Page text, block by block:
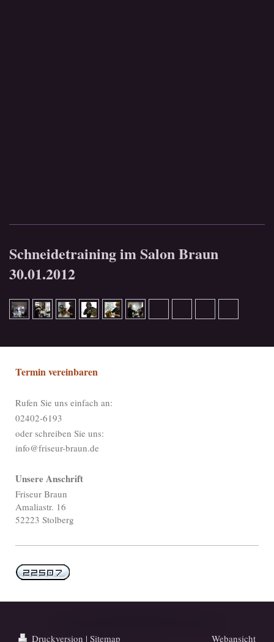
Schneidetraining im Salon Braun
30.01.2012
Termin vereinbaren
Rufen Sie uns einfach an:
02402-6193
oder schreiben Sie uns:
info@friseur-braun.de
Unsere Anschrift
Friseur Braun
Amaliastr. 16
52223 Stolberg
Druckversion | Sitemap Webansicht